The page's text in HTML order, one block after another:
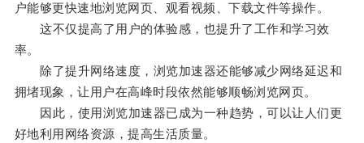
户能够更快速地浏览网页、观看视频、下载文件等操作。
这不仅提高了用户的体验感，也提升了工作和学习效
率。
除了提升网络速度，浏览加速器还能够减少网络延迟和
拥堵现象，让用户在高峰时段依然能够顺畅浏览网页。
因此，使用浏览加速器已成为一种趋势，可以让人们更
好地利用网络资源，提高生活质量。